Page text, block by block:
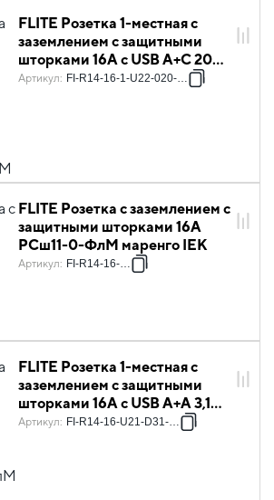
FLITE Розетка 1-местная с
заземлением с защитными
шторками 16А с USB A+C 20Вт
безвинтовое крепление
Артикул: FI-R14-16-1-U22-020-K35
FLITE Розетка с заземлением с
защитными шторками 16А
РСш11-0-ФлМ маренго IEK
Артикул: FI-R14-16-K35
FLITE Розетка 1-местная с
заземлением с защитными
шторками 16А с USB A+A 3,1А
РСЮша11-0-ФлМ маренго IEK
Артикул: FI-R14-16-U21-D31-K35